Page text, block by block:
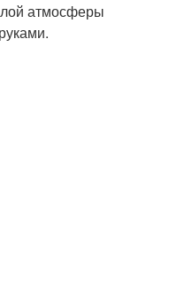
атмосферы